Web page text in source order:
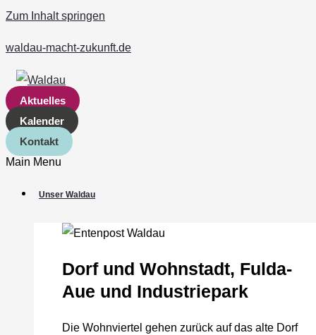
Zum Inhalt springen
waldau-macht-zukunft.de
Aktuelles
Kalender
Kontakt
Main Menu
Unser Waldau
Dorf und Wohnstadt, Fulda‐
Aue und Industriepark
Die Wohnviertel gehen zurück auf das alte Dorf